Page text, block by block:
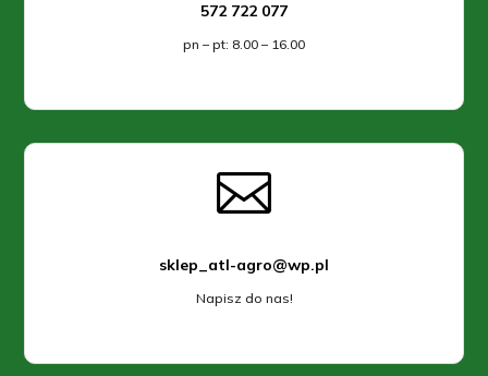
572 722 077
pn – pt: 8.00 – 16.00

sklep_atl-agro@wp.pl
Napisz do nas!